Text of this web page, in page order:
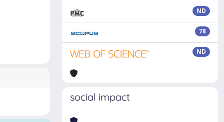
ND
78
ND
social impact